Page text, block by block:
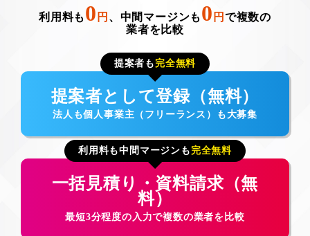
利用料も 0 円 、中間マージンも 0 円 で複数の
業者を比較
提案者も 完全無料
提案者として登録（無料）
法人も個人事業主（フリーランス）も大募集
利用料も中間マージンも 完全無料
一括見積り・資料請求（無
料）
最短3分程度の入力で複数の業者を比較